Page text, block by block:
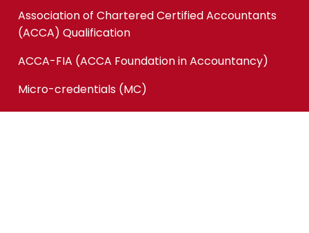
Association of Chartered Certified Accountants
(ACCA) Qualification
ACCA-FIA (ACCA Foundation in Accountancy)
Micro-credentials (MC)